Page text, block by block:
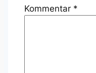
Kommentar *